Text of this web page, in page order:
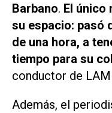
Barbano. El único
su espacio: pasó
de una hora, a
tiempo para su
conductor de
Además, el